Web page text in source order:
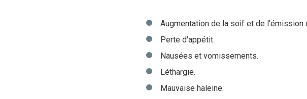
Augmentation de la soif et de l'émission
Perte d'appétit.
Nausées et vomissements.
Léthargie.
Mauvaise haleine.